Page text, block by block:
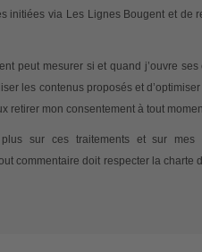
initiées via Les Lignes Bougent et de
peut mesurer si et quand j’ouvre
les contenus proposés et
retirer mon consentement à tout
sur ces traitements et sur mes
commentaire doit respecter la charte